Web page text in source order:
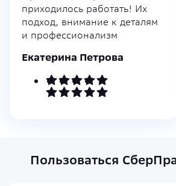
приходилось работать! Их
подход, внимание к деталям
и профессионализм
Екатерина Петрова
Пользоваться